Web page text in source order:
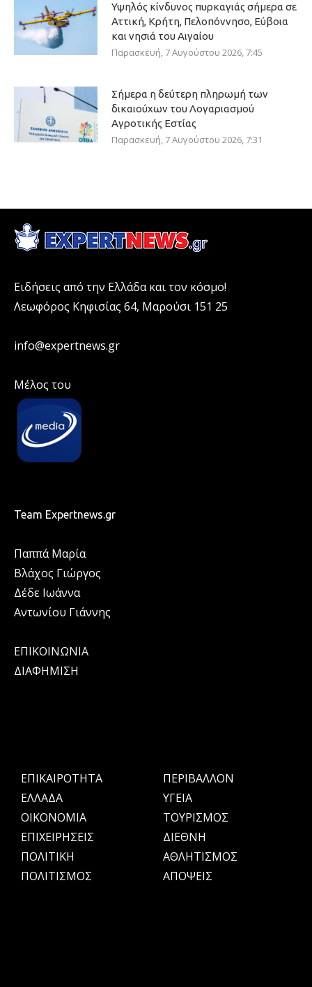
Υψηλός κίνδυνος πυρκαγιάς σήμερα σε
Αττική, Κρήτη, Πελοπόννησο, Εύβοια
και νησιά του Αιγαίου
Παρασκευή, 7 Αυγούστου 2026, 7:45
Σήμερα η δεύτερη πληρωμή των
δικαιούχων του Λογαριασμού
Αγροτικής Εστίας
Παρασκευή, 7 Αυγούστου 2026, 7:31
Ειδήσεις από την Ελλάδα και τον κόσμο!
Λεωφόρος Κηφισίας 64, Μαρούσι 151 25
info@expertnews.gr
Μέλος του
Team Expertnews.gr
Παππά Μαρία
Βλάχος Γιώργος
Δέδε Ιωάννα
Αντωνίου Γιάννης
ΕΠΙΚΟΙΝΩΝΙΑ
ΔΙΑΦΗΜΙΣΗ
ΕΠΙΚΑΙΡΟΤΗΤΑ
ΕΛΛΑΔΑ
OIKONOMIA
ΕΠΙΧΕΙΡΗΣΕΙΣ
ΠΟΛΙΤΙΚΗ
ΠΟΛΙΤΙΣΜΟΣ
ΠΕΡΙΒΑΛΛΟΝ
ΥΓΕΙΑ
ΤΟΥΡΙΣΜΟΣ
ΔΙΕΘΝΗ
ΑΘΛΗΤΙΣΜΟΣ
ΑΠΟΨΕΙΣ